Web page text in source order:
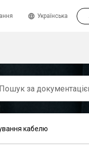
Українська
кабелю